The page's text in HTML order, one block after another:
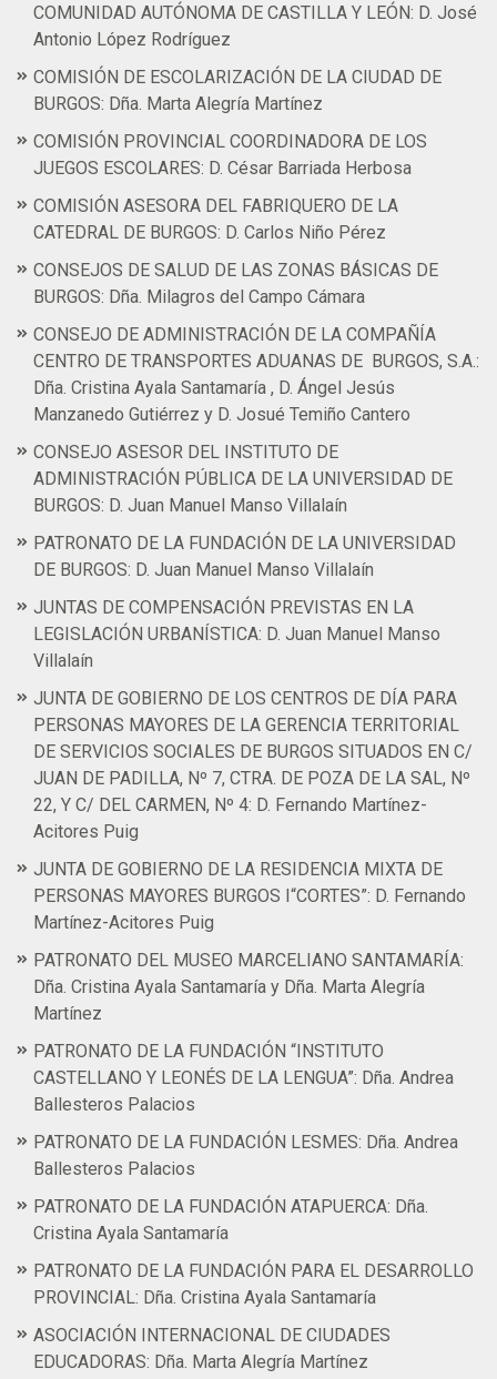
COMUNIDAD AUTÓNOMA DE CASTILLA Y LEÓN: D. José
Antonio López Rodríguez
COMISIÓN DE ESCOLARIZACIÓN DE LA CIUDAD DE
BURGOS: Dña. Marta Alegría Martínez
COMISIÓN PROVINCIAL COORDINADORA DE LOS
JUEGOS ESCOLARES: D. César Barriada Herbosa
COMISIÓN ASESORA DEL FABRIQUERO DE LA
CATEDRAL DE BURGOS: D. Carlos Niño Pérez
CONSEJOS DE SALUD DE LAS ZONAS BÁSICAS DE
BURGOS: Dña. Milagros del Campo Cámara
CONSEJO DE ADMINISTRACIÓN DE LA COMPAÑÍA
CENTRO DE TRANSPORTES ADUANAS DE BURGOS, S.A.:
Dña. Cristina Ayala Santamaría , D. Ángel Jesús
Manzanedo Gutiérrez y D. Josué Temiño Cantero
CONSEJO ASESOR DEL INSTITUTO DE
ADMINISTRACIÓN PÚBLICA DE LA UNIVERSIDAD DE
BURGOS: D. Juan Manuel Manso Villalaín
PATRONATO DE LA FUNDACIÓN DE LA UNIVERSIDAD
DE BURGOS: D. Juan Manuel Manso Villalaín
JUNTAS DE COMPENSACIÓN PREVISTAS EN LA
LEGISLACIÓN URBANÍSTICA: D. Juan Manuel Manso
Villalaín
JUNTA DE GOBIERNO DE LOS CENTROS DE DÍA PARA
PERSONAS MAYORES DE LA GERENCIA TERRITORIAL
DE SERVICIOS SOCIALES DE BURGOS SITUADOS EN C/
JUAN DE PADILLA, Nº 7, CTRA. DE POZA DE LA SAL, Nº
22, Y C/ DEL CARMEN, Nº 4: D. Fernando Martínez-
Acitores Puig
JUNTA DE GOBIERNO DE LA RESIDENCIA MIXTA DE
PERSONAS MAYORES BURGOS I“CORTES”: D. Fernando
Martínez-Acitores Puig
PATRONATO DEL MUSEO MARCELIANO SANTAMARÍA:
Dña. Cristina Ayala Santamaría y Dña. Marta Alegría
Martínez
PATRONATO DE LA FUNDACIÓN “INSTITUTO
CASTELLANO Y LEONÉS DE LA LENGUA”: Dña. Andrea
Ballesteros Palacios
PATRONATO DE LA FUNDACIÓN LESMES: Dña. Andrea
Ballesteros Palacios
PATRONATO DE LA FUNDACIÓN ATAPUERCA: Dña.
Cristina Ayala Santamaría
PATRONATO DE LA FUNDACIÓN PARA EL DESARROLLO
PROVINCIAL: Dña. Cristina Ayala Santamaría
ASOCIACIÓN INTERNACIONAL DE CIUDADES
EDUCADORAS: Dña. Marta Alegría Martínez